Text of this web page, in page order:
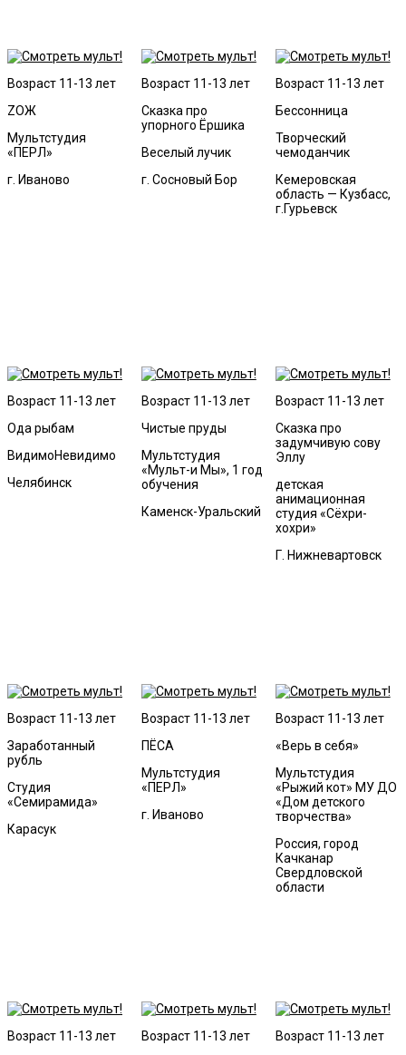
Возраст 11-13 лет
ZОЖ
Мультстудия
«ПЕРЛ»
г. Иваново
Возраст 11-13 лет
Сказка про
упорного Ёршика
Веселый лучик
г. Сосновый Бор
Возраст 11-13 лет
Бессонница
Творческий
чемоданчик
Кемеровская
область — Кузбасс,
г.Гурьевск
Возраст 11-13 лет
Ода рыбам
ВидимоНевидимо
Челябинск
Возраст 11-13 лет
Чистые пруды
Мультстудия
«Мульт-и Мы», 1 год
обучения
Каменск-Уральский
Возраст 11-13 лет
Сказка про
задумчивую сову
Эллу
детская
анимационная
студия «Сёхри-
хохри»
Г. Нижневартовск
Возраст 11-13 лет
Заработанный
рубль
Студия
«Семирамида»
Карасук
Возраст 11-13 лет
ПЁСА
Мультстудия
«ПЕРЛ»
г. Иваново
Возраст 11-13 лет
«Верь в себя»
Мультстудия
«Рыжий кот» МУ ДО
«Дом детского
творчества»
Россия, город
Качканар
Свердловской
области
Возраст 11-13 лет
Возраст 11-13 лет
Возраст 11-13 лет